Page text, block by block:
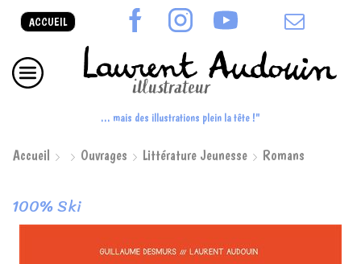
ACCUEIL
... mais des illustrations plein la tête !"
Accueil Ouvrages Littérature Jeunesse Romans
100% Ski